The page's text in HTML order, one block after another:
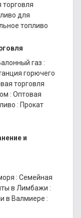
торговля
для
топливо
газ :
горючего
торговля
: Оптовая
: Прокат
и
: Семейная
в Лимбажи :
в Валмиере :